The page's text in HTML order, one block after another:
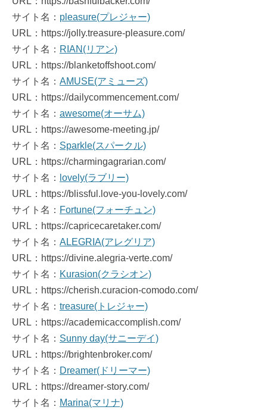
サイト名： pleasure(プレジャー)
URL：https://jolly.treasure-pleasure.com/
サイト名： RIAN(リアン)
URL：https://blanketoffshoot.com/
サイト名： AMUSE(アミューズ)
URL：https://dailycommencement.com/
サイト名： awesome(オーサム)
URL：https://awesome-meeting.jp/
サイト名： Sparkle(スパークル)
URL：https://charmingagrarian.com/
サイト名：
lovely(ラブリー)
URL：https://blissful.love-you-lovely.com/
サイト名： Fortune(フォーチュン)
URL：https://capricecaretaker.com/
サイト名： ALEGRIA(アレグリア)
URL：https://divine.alegria-verte.com/
サイト名： Kurasion(クラシオン)
URL：https://cherish.curacion-comodo.com/
サイト名： treasure(トレジャー)
URL：https://academicaccomplish.com/
サイト名： Sunny day(サニーデイ)
URL：https://brightenbroker.com/
サイト名： Dreamer(ドリーマー)
URL：https://dreamer-story.com/
サイト名： Marina(マリナ)